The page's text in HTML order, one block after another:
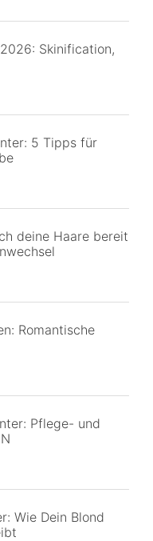
Skinification,
5 Tipps für
deine Haare bereit
Romantische
Pflege- und
Wie Dein Blond